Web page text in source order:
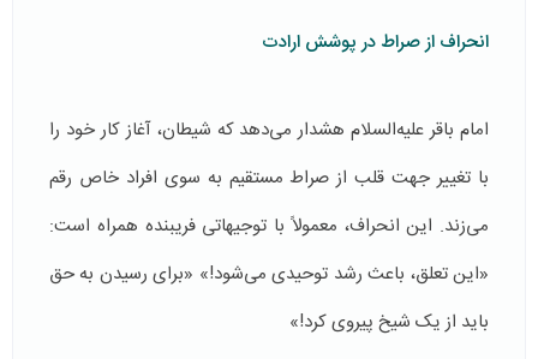
انحراف از صراط در پوشش ارادت
امام باقر علیه‌السلام هشدار می‌دهد که شیطان، آغاز کار خود را
با تغییر جهت قلب از صراط مستقیم به سوی افراد خاص رقم
می‌زند. این انحراف، معمولاً با توجیهاتی فریبنده همراه است:
«این تعلق، باعث رشد توحیدی می‌شود!» «برای رسیدن به حق
باید از یک شیخ پیروی کرد!»